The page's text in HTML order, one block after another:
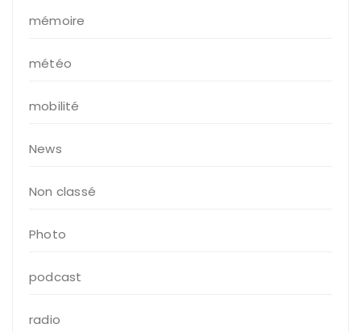
mémoire
météo
mobilité
News
Non classé
Photo
podcast
radio